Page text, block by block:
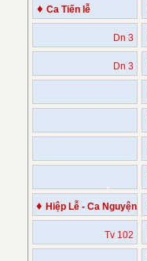
♦ Ca Tiến lễ
Dn 3
Dn 3
♦ Hiệp Lễ - Ca Nguyện
Tv 102